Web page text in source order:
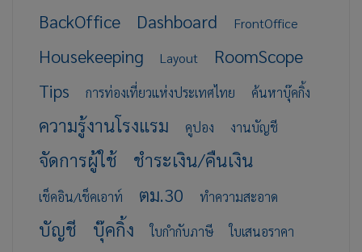
BackOffice Dashboard FrontOffice
Housekeeping Layout
RoomScope
Tips
การท่องเที่ยวแห่งประเทศไทย ค้นหาบุ๊คกิ้ง
ความรู้งานโรงแรม คูปอง งานบัญชี
จัดการผู้ใช้ ชำระเงิน/คืนเงิน
เช็คอิน/เช็คเอาท์ ตม.30 ทำความสะอาด
บัญชี บุ๊คกิ้ง ใบกำกับภาษี ใบเสนอราคา